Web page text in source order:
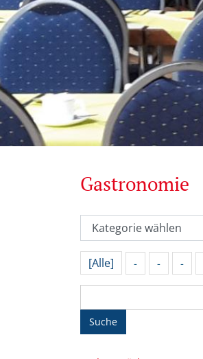
Gastronomie
[Alle] - - -
Suche